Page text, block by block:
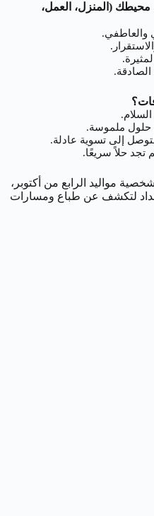
(المنزل، العمل،
والعاطفي.
الصادقة.
حلول ملموسة.
إلى تسوية عادلة.
تجد حلاً سريعًا.
مواليد الرابع من أكتوبر،
لتكشف عن طباع ومسارات